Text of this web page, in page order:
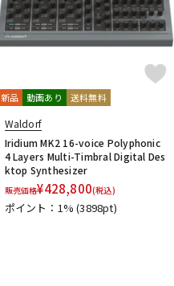
新品 動画あり 送料無料
Waldorf
Iridium MK2 16-voice Polyphonic
4 Layers Multi-Timbral Digital Des
ktop Synthesizer
販売価格¥428,800(税込)
ポイント：1%(3898pt)